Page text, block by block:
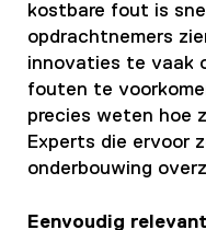
kostbare fout is
opdrachtnemers
innovaties te vaak
fouten te
precies weten hoe
Experts die ervoor
onderbouwing
Eenvoudig